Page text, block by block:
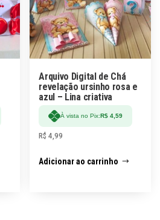
Arquivo Digital de Chá
revelação ursinho rosa e
azul – Lina criativa
À vista no Pix:R$ 4,59
R$ 4,99
Adicionar ao carrinho